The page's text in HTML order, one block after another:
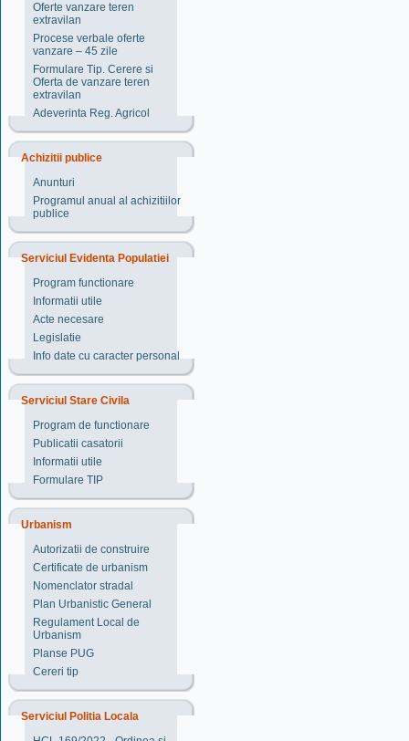
Oferte vanzare teren
extravilan
Procese verbale oferte
vanzare – 45 zile
Formulare Tip. Cerere si
Oferta de vanzare teren
extravilan
Adeverinta Reg. Agricol
Achizitii publice
Anunturi
Programul anual al achizitiilor
publice
Serviciul Evidenta Populatiei
Program functionare
Informatii utile
Acte necesare
Legislatie
Info date cu caracter personal
Serviciul Stare Civila
Program de functionare
Publicatii casatorii
Informatii utile
Formulare TIP
Urbanism
Autorizatii de construire
Certificate de urbanism
Nomenclator stradal
Plan Urbanistic General
Regulament Local de
Urbanism
Planse PUG
Cereri tip
Serviciul Politia Locala